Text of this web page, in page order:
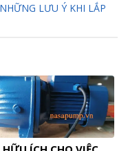
NHỮNG LƯU Ý KHI LẮP